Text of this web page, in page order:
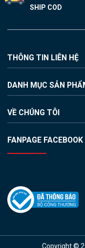
SHIP COD
THÔNG TIN LIÊN HỆ
DANH MỤC SẢN
VỀ CHÚNG TÔI
FANPAGE FACEBOOK
Copyright ©